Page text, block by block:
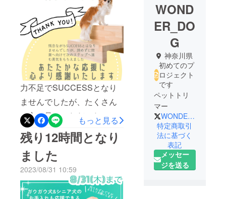
力不足でSUCCESSとなり
ませんでしたが、たくさん
の方に見ていただいたこと
で次にやるべきことが明確
になりました。このプロ
ジェクトを始めて気持ちが
上向きになったので、思い
切ってやってみてよかった
もっと見る
残り12時間となり
ました
2023/08/31 10:59
WOND
ER_DO
G
神奈川県
初めてのプ
ロジェクト
です
ペットトリ
マー
WONDER_dogsalon
特定商取引
法に基づく
表記
メッセー
ジを送る